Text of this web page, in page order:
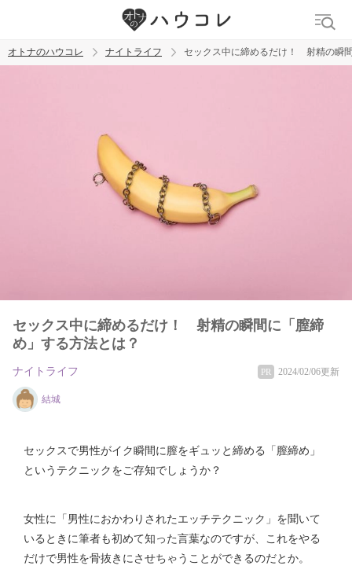
乳首 吸うやつ
オトナのハウコレ ナイトライフ セックス中に締めるだけ！ 射精の瞬
セックス中に締めるだけ！ 射精の瞬間に「膣締
め」する方法とは？
ナイトライフ PR 2024/02/06更新
結城
セックスで男性がイク瞬間に膣をギュッと締める「膣締め」
というテクニックをご存知でしょうか？
女性に「男性におかわりされたエッチテクニック」を聞いて
いるときに筆者も初めて知った言葉なのですが、これをやる
だけで男性を骨抜きにさせちゃうことができるのだとか。